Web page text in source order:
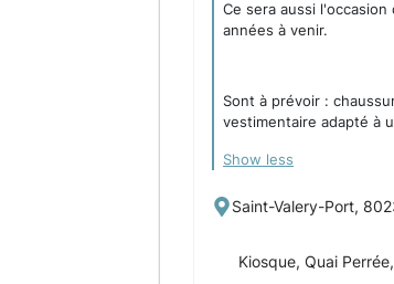
Ce sera aussi
années à venir.
Sont à prévoir :
vestimentaire adapté à
Show less
Saint-Valery-Port,
Kiosque, Quai